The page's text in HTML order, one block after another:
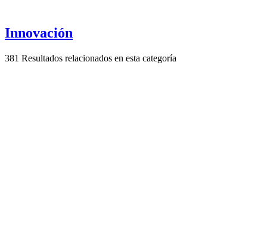
Innovación
381 Resultados relacionados en esta categoría